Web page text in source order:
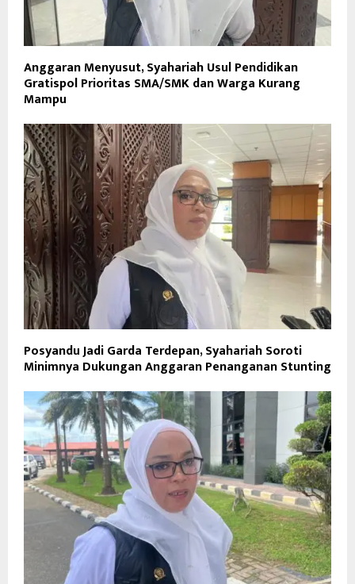
Anggaran Menyusut, Syahariah Usul Pendidikan
Gratispol Prioritas SMA/SMK dan Warga Kurang
Mampu
Posyandu Jadi Garda Terdepan, Syahariah Soroti
Minimnya Dukungan Anggaran Penanganan Stunting